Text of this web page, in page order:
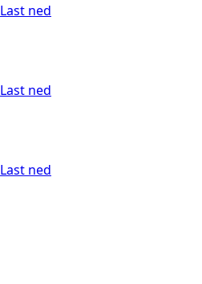
Last ned
Last ned
Last ned